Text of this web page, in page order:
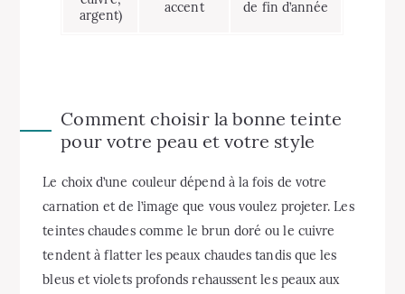
argent)
accent
de fin d’année
Comment choisir la bonne teinte
pour votre peau et votre style
Le choix d’une couleur dépend à la fois de votre
carnation et de l’image que vous voulez projeter. Les
teintes chaudes comme le brun doré ou le cuivre
tendent à flatter les peaux chaudes tandis que les
bleus et violets profonds rehaussent les peaux aux